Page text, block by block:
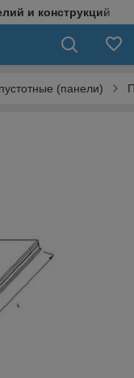
и конструкций
(панели)